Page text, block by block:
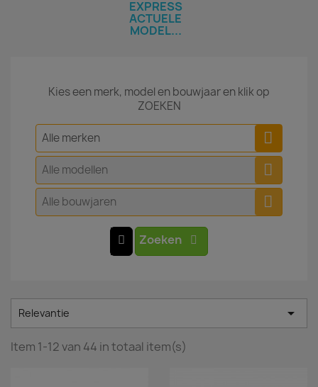
EXPRESS
ACTUELE
MODEL...
Kies een merk, model en bouwjaar en klik op
ZOEKEN
Alle merken
Alle modellen
Alle bouwjaren
Zoeken
Relevantie 
Item 1-12 van 44 in totaal item(s)